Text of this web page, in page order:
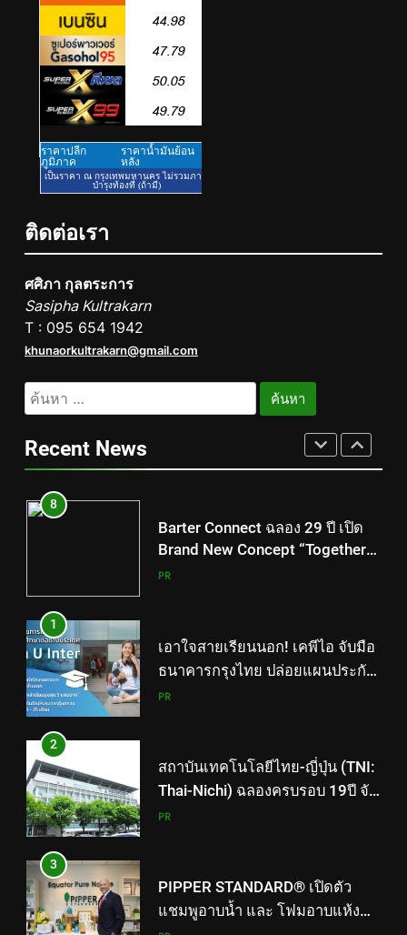
ติดต่อเรา
ศศิภา กุลตระการ
Sasipha Kultrakarn
T : 095 654 1942
khunaorkultrakarn@gmail.com
ค้นหา
สำหรับ:
Recent News
5
เหิงลี่ แมนูแฟคเจอริ่ง เทคโนโลยี
(ไทยแลนด์) เปิดโรงงานแห่งใหม่
ในชลบุรี เดินหน้าขยายฐานการ
เสริมแกร่งยุทธศาสตร์ระดับโลก
PR
6
TECNO ประกาศทรานส์ฟอร์มจาก
ใหม่กลางสถานี MRT วาง POVA 8
7
พิเศษทองผาภูมิ ให้กระทรวง
ศึกษาให้เด็กพิเศษกว่า 100 คน ใช้
เวลา 434 วัน เปลี่ยนพื้นที่ว่างเปล่า
ให้กลายเป็นโรงเรียนแห่งความหวัง
PR
8
Brand New Concept “Together
We Grow” สร้างระบบนิเวศธุรกิจ
PR
1
เอาใจสายเรียนนอก! เคพีไอ จับมือ
สูงสุด 5 ล้าน มีแผนประกันเลือกได้
2
สถาบันเทคโนโลยีไทย-ญี่ปุ่น (TNI:
Thai-Nichi) ฉลองครบรอบ 19ปี จัด
ศึกษา ที่มุ่งมั่น พร้อมพัฒนาและ
ปรับปรุงอย่างต่อเนื่อง
3
PIPPER STANDARD® เปิดตัว
แชมพูอาบน้ำ และ โฟมอาบแห้ง
ได้ ปลอดภัย ไร้สารตกค้าง
4
ททท. ประกาศความสำเร็จ Village
to the World Season 5 ผนึก 9